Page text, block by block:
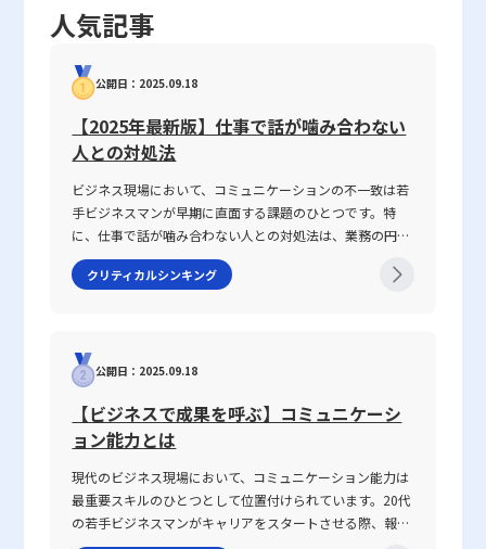
で、より精度の高い投資評価モデルの構築が急務となるでしょう。
一連の理論的背景と実務上の注意点を理解し、投資判断に生かすた
戦略の策定において、大きなアドバンテージとなることは間違いあ
りません。 最後に、本記事で取り上げたハードルレートの基本概
念およびその計算方法は、実務に直結する重要な指標であり、投資
判断における安全弁として、また成長戦略立案の基礎として広く活
戦略の策定において、ハードルレートをはじめとする財務指標の動
向に注視することが、経営者や投資担当者の必須の知識となるでし
ょう。若手ビジネスマンの皆様には、これらの概念を正しく理解
し、実務における応用力を養うと共に、日々変化する市場環境に柔
軟に対応できる戦略的思考を構築していただきたいと考えます。
る必要があります。特に、急激な数値変動や、指標間の不整合が見
す。 今回解説した内容を基に、若手ビジネスマンが将来のキャリ
アや投資判断において、企業の財務安全性を正しく理解し、適切な
判断材料として活用していただければ幸いです。企業の安全性を把
握することは、経営戦略のみならず個々のキャリア形成にも大きく
寄与するため、今後のビジネスシーンにおいて必ず役立つ知識とな
るでしょう。 このように、安心して事業を推進していくために
は、日々の決算書の読み解きと、複数の財務指標をバランス良く活
用した総合的なアプローチが不可欠です。常に最新の財務情報に目
を向け、内外の経済環境の変化に柔軟に対応することで、持続可能
な経営体制を築いていくことが求められます。
を目指すために、安全余裕率をはじめとする財務指標の重要性を再
これにより、短期的な利益追求だけでなく、中長期的な経営の安定
性を確保し、持続可能な成長を達成するための礎が築かれることで
しょう。 以上の内容を踏まえ、読者各位におかれましては、今一
度自社の財務体質を精査いただき、安全余裕率という視点から経営
戦略を再構築する契機とされることを期待します。
人気記事
公開日：2025.09.18
【2025年最新版】仕事で話が噛み合わない
人との対処法
ビジネス現場において、コミュニケーションの不一致は若
手ビジネスマンが早期に直面する課題のひとつです。特
に、仕事で話が噛み合わない人との対処法は、業務の円滑
な遂行や信頼関係の構築に直結する重要なテーマです。
2025年の現代において、情報の多様化や働き方の変化が進
では、なぜ「話が噛み合わない状態」が生じるのか、その
原因と背景を整理するとともに、仕事で話が噛み合わない
マンが抱えるコミュニケーションギャップについて、論理
的思考を交えて解説し、実務で役立つヒントを提供しま
「話がかみ合わない状態」とは、意図や目的の認識のズ
レ、情報の伝達不足、さらには前提条件の違いにより、相
手と効果的なコミュニケーションが図れない状況を指しま
クリティカルシンキング
公開日：2025.09.18
【ビジネスで成果を呼ぶ】コミュニケーシ
ョン能力とは
現代のビジネス現場において、コミュニケーション能力は
最重要スキルのひとつとして位置付けられています。20代
の若手ビジネスマンがキャリアをスタートさせる際、報